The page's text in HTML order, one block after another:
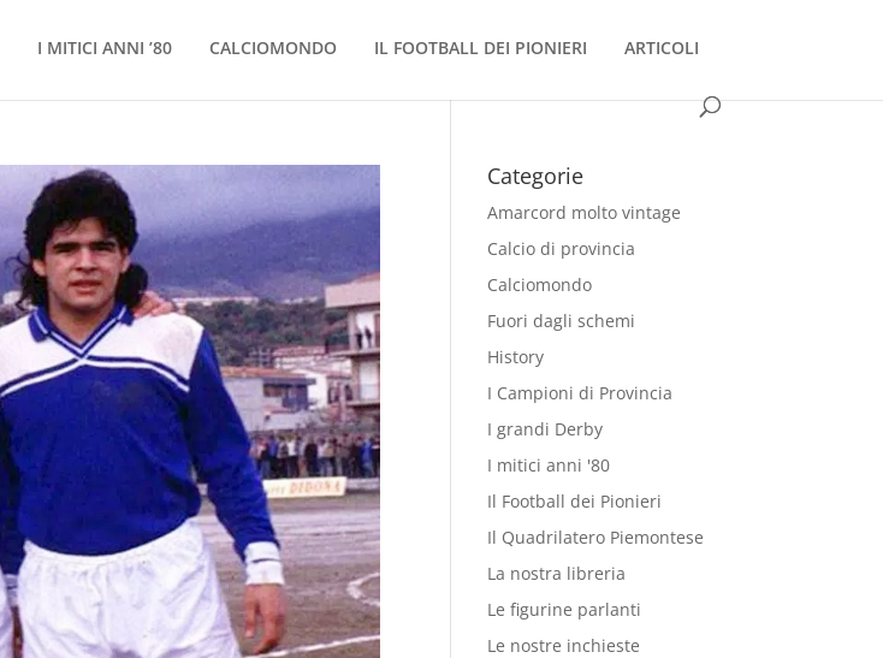
I MITICI ANNI ’80 CALCIOMONDO IL FOOTBALL DEI PIONIERI ARTICOLI
Categorie
Amarcord molto vintage
Calcio di provincia
Calciomondo
Fuori dagli schemi
History
I Campioni di Provincia
I grandi Derby
I mitici anni '80
Il Football dei Pionieri
Il Quadrilatero Piemontese
La nostra libreria
Le figurine parlanti
Le nostre inchieste